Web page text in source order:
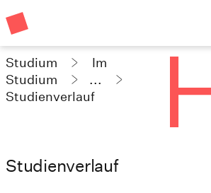
Studium
Im
Studium
...
Studienverlauf
Studienverlauf